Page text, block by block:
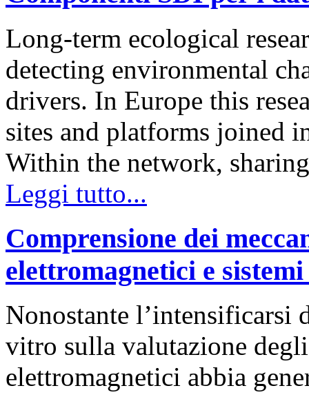
Long-term ecological
detecting environmental
drivers. In Europe this
sites and platforms joined
Within the network,
Leggi tutto...
Comprensione dei
elettromagnetici e
Nonostante
vitro sulla valutazione
elettromagnetici abbia